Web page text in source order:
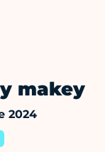
makey
2024